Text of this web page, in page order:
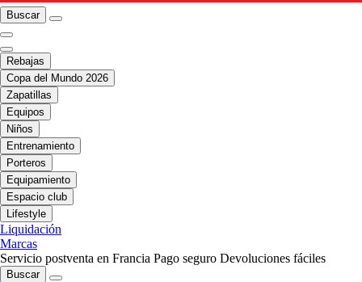
Buscar
Rebajas
Copa del Mundo 2026
Zapatillas
Equipos
Niños
Entrenamiento
Porteros
Equipamiento
Espacio club
Lifestyle
Liquidación
Marcas
Servicio postventa en Francia Pago seguro Devoluciones fáciles
Buscar